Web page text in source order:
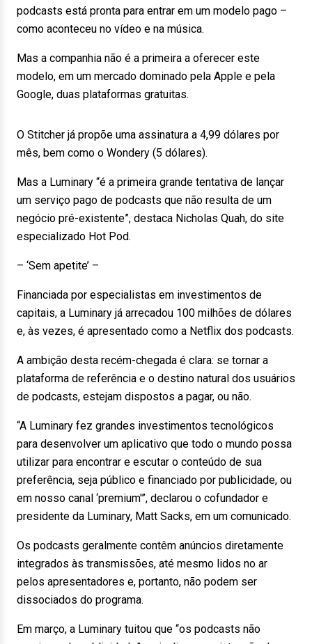
podcasts está pronta para entrar em um modelo pago –
como aconteceu no vídeo e na música.
Mas a companhia não é a primeira a oferecer este
modelo, em um mercado dominado pela Apple e pela
Google, duas plataformas gratuitas.
O Stitcher já propõe uma assinatura a 4,99 dólares por
mês, bem como o Wondery (5 dólares).
Mas a Luminary “é a primeira grande tentativa de lançar
um serviço pago de podcasts que não resulta de um
negócio pré-existente”, destaca Nicholas Quah, do site
especializado Hot Pod.
– ‘Sem apetite’ –
Financiada por especialistas em investimentos de
capitais, a Luminary já arrecadou 100 milhões de dólares
e, às vezes, é apresentado como a Netflix dos podcasts.
A ambição desta recém-chegada é clara: se tornar a
plataforma de referência e o destino natural dos usuários
de podcasts, estejam dispostos a pagar, ou não.
“A Luminary fez grandes investimentos tecnológicos
para desenvolver um aplicativo que todo o mundo possa
utilizar para encontrar e escutar o conteúdo de sua
preferência, seja público e financiado por publicidade, ou
em nosso canal ‘premium'”, declarou o cofundador e
presidente da Luminary, Matt Sacks, em um comunicado.
Os podcasts geralmente contêm anúncios diretamente
integrados às transmissões, até mesmo lidos no ar
pelos apresentadores e, portanto, não podem ser
dissociados do programa.
Em março, a Luminary tuitou que “os podcasts não